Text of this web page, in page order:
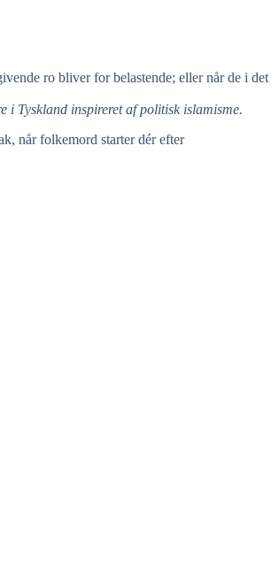
ro bliver for belastende; eller når de i det
Tyskland inspireret ­­af politisk islamisme.
når folkemord starter dér efter